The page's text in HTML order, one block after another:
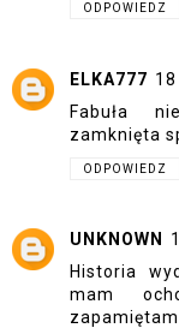
ODPOWIEDZ
ELKA777
Fabuła
zamknięta
ODPOWIEDZ
UNKNOWN
Historia
mam